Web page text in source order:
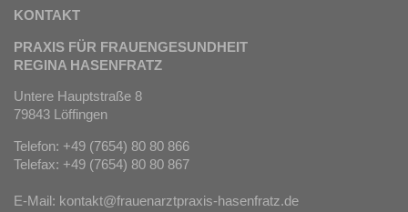
KONTAKT
PRAXIS FÜR FRAUENGESUNDHEIT
REGINA HASENFRATZ
Untere Hauptstraße 8
79843 Löffingen
Telefon: +49 (7654) 80 80 866
Telefax: +49 (7654) 80 80 867
E-Mail: kontakt@frauenarztpraxis-hasenfratz.de